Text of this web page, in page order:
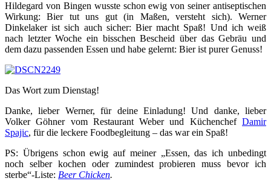
Hildegard von Bingen wusste schon ewig von seiner antiseptischen
Wirkung: Bier tut uns gut (in Maßen, versteht sich). Werner
Dinkelaker ist sich auch sicher: Bier macht Spaß! Und ich weiß
nach letzter Woche ein bisschen Bescheid über das Gebräu und
dem dazu passenden Essen und habe gelernt: Bier ist purer Genuss!
Das Wort zum Dienstag!
Danke, lieber Werner, für deine Einladung! Und danke, lieber
Volker Göhner vom Restaurant Weber und Küchenchef Damir
Spajic, für die leckere Foodbegleitung – das war ein Spaß!
PS: Übrigens schon ewig auf meiner „Essen, das ich unbedingt
noch selber kochen oder zumindest probieren muss bevor ich
sterbe“-Liste: Beer Chicken.